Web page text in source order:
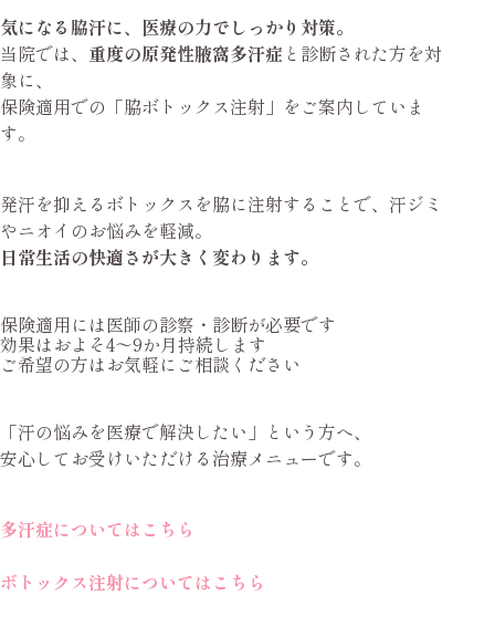
気になる脇汗に、医療の力でしっかり対策。
当院では、 重度の原発性腋窩多汗症 と診断された方を対
象に、
保険適用での「脇ボトックス注射」をご案内していま
す。
発汗を抑えるボトックスを脇に注射することで、汗ジミ
やニオイのお悩みを軽減。
日常生活の快適さが大きく変わります。
保険適用には医師の診察・診断が必要です
効果はおよそ4～9か月持続します
ご希望の方はお気軽にご相談ください
「汗の悩みを医療で解決したい」という方へ、
安心してお受けいただける治療メニューです。
多汗症についてはこちら
ボトックス注射についてはこちら